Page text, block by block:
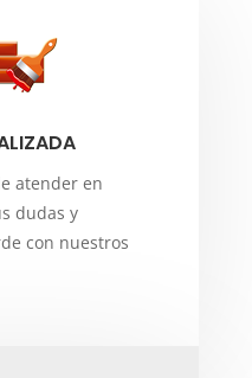
atender en
dudas y
con nuestros